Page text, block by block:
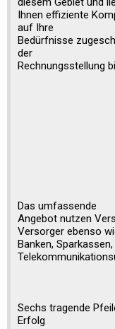
Ihnen effiziente
auf Ihre
Bedürfnisse
der
Rechnungsstellung
Das umfassende
Angebot nutzen
Versorger ebenso
Banken,
Sechs tragende
Erfolg